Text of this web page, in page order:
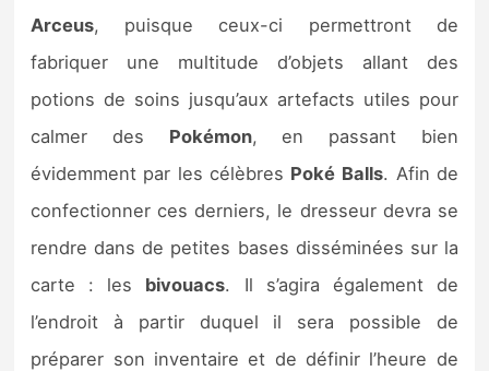
Arceus, puisque ceux-ci permettront de
fabriquer une multitude d’objets allant des
potions de soins jusqu’aux artefacts utiles pour
calmer des Pokémon, en passant bien
évidemment par les célèbres Poké Balls. Afin de
confectionner ces derniers, le dresseur devra se
rendre dans de petites bases disséminées sur la
carte : les bivouacs. Il s’agira également de
l’endroit à partir duquel il sera possible de
préparer son inventaire et de définir l’heure de